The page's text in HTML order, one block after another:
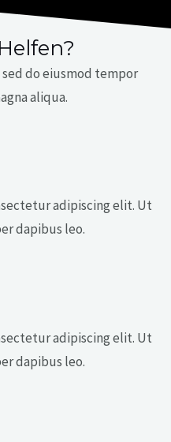
do eiusmod tempor
aliqua.
adipiscing elit. Ut
dapibus leo.
adipiscing elit. Ut
dapibus leo.